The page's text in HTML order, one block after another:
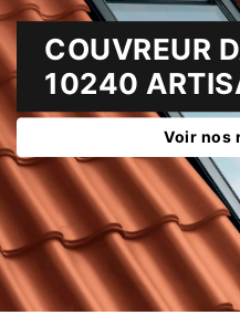
COUVREUR
10240
Voir nos